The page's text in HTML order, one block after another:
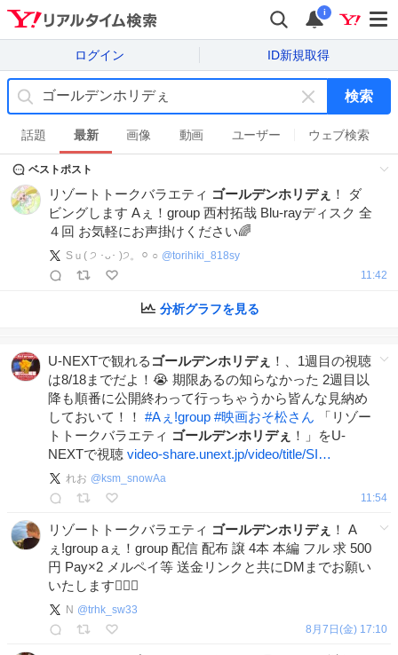
i
ログイン ID新規取得
キ
ー
ワ
ド
を
検索
話題 最新 画像 動画 ユーザー ウェブ検索
ベストポスト
リゾートトークバラエティ ゴールデンホリデぇ ！ ダ
ビングします Aぇ！group 西村拓哉 Blu-rayディスク 全
４回 お気軽にお声掛けください🌈
Sｕ( ੭ ･ᴗ･ )੭。⚪︎ ○ @torihiki_818sy
11:42
分析グラフを見る
U-NEXTで観れる ゴールデンホリデぇ ！、1週目の視聴
は8/18までだよ！😭 期限あるの知らなかった 2週目以
降も順番に公開終わって行っちゃうから皆んな見納め
しておいて！！ #Aぇǃgroup #映画おそ松さん 「リゾー
トトークバラエティ ゴールデンホリデぇ ！」をU-
NEXTで視聴 video-share.unext.jp/video/title/SI…
れお @ ksm_snowAa
11:54
リゾートトークバラエティ ゴールデンホリデぇ ！ A
ぇ!group aぇ！group 配信 配布 譲 4本 本編 フル 求 500
円 Pay×2 メルペイ等 送金リンクと共にDMまでお願い
いたします🙇🏻‍♀️
N @trhk_sw33
8月7日(金) 17:10